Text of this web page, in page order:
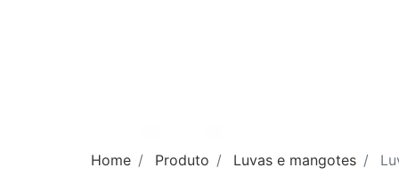
Home Produto Luvas e mangotes